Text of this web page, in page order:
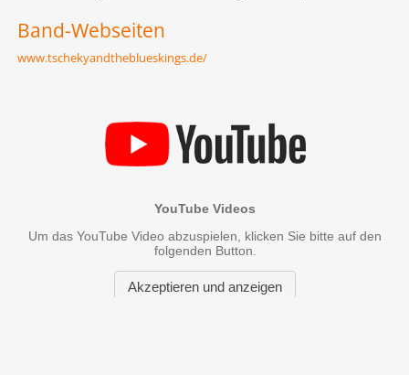
Band-Webseiten
www.tschekyandtheblueskings.de/